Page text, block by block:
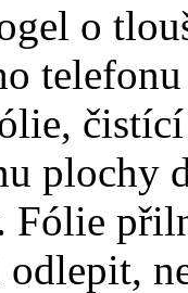
o
plochy